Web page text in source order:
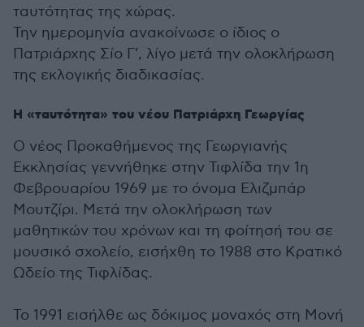
ταυτότητας της χώρας.
Την ημερομηνία ανακοίνωσε ο ίδιος ο
Πατριάρχης Σίο Γ’, λίγο μετά την ολοκλήρωση
της εκλογικής διαδικασίας.
Η «ταυτότητα» του νέου Πατριάρχη Γεωργίας
Ο νέος Προκαθήμενος της Γεωργιανής
Εκκλησίας γεννήθηκε στην Τιφλίδα την 1η
Φεβρουαρίου 1969 με το όνομα Ελιζμπάρ
Μουτζίρι. Μετά την ολοκλήρωση των
μαθητικών του χρόνων και τη φοίτησή του σε
μουσικό σχολείο, εισήχθη το 1988 στο Κρατικό
Ωδείο της Τιφλίδας.
Το 1991 εισήλθε ως δόκιμος μοναχός στη Μονή